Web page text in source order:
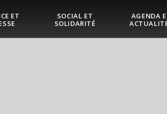
ET
SOCIAL ET
SOLIDARITÉ
AGENDA